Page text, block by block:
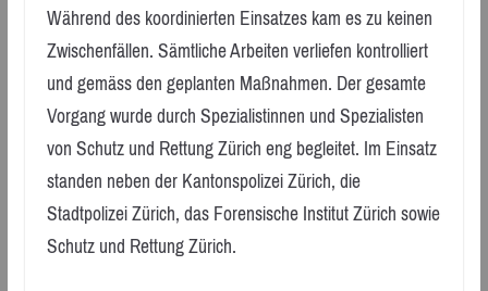
Während des koordinierten Einsatzes kam es zu keinen
Zwischenfällen. Sämtliche Arbeiten verliefen kontrolliert
und gemäss den geplanten Maßnahmen. Der gesamte
Vorgang wurde durch Spezialistinnen und Spezialisten
von Schutz und Rettung Zürich eng begleitet. Im Einsatz
standen neben der Kantonspolizei Zürich, die
Stadtpolizei Zürich, das Forensische Institut Zürich sowie
Schutz und Rettung Zürich.